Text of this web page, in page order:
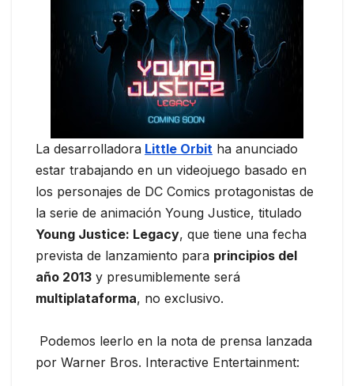
La desarrolladora Little Orbit ha anunciado
estar trabajando en un videojuego basado en
los personajes de DC Comics protagonistas de
la serie de animación Young Justice, titulado
Young Justice: Legacy, que tiene una fecha
prevista de lanzamiento para principios del
año 2013 y presumiblemente será
multiplataforma, no exclusivo.
Podemos leerlo en la nota de prensa lanzada
por Warner Bros. Interactive Entertainment: